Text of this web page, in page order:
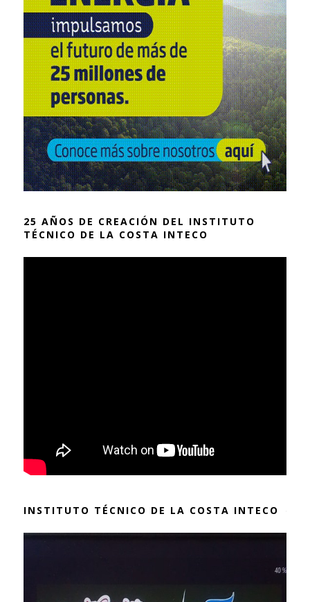
25 AÑOS DE CREACIÓN DEL INSTITUTO
TÉCNICO DE LA COSTA INTECO
INSTITUTO TÉCNICO DE LA COSTA INTECO